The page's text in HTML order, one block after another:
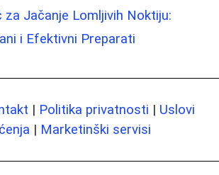
za Jačanje Lomljivih Noktiju:
i Efektivni Preparati
| Politika privatnosti | Uslovi
| Marketinški servisi